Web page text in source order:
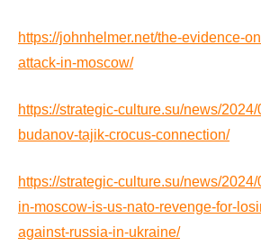
https://johnhelmer.net/the-evidence-
attack-in-moscow/
https://strategic-culture.su/news/
budanov-tajik-crocus-connection/
https://strategic-culture.su/news/
in-moscow-is-us-nato-revenge-for-
against-russia-in-ukraine/